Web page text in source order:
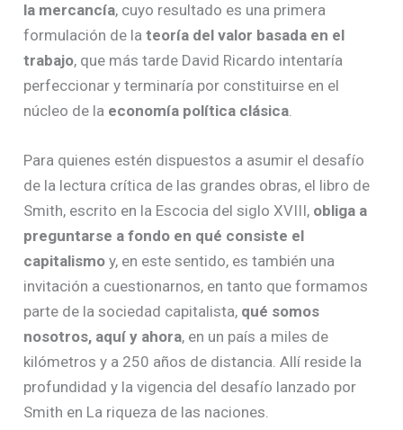
la mercancía, cuyo resultado es una primera
formulación de lateoría del valor basada en el
trabajo, que más tarde David Ricardo intentaría
perfeccionar y terminaría por constituirse en el
núcleo de la economía política clásica
Para quienes estén dispuestos a asumir el desafío
de la lectura crítica de las grandes obras, el libro de
Smith, escrito en la Escocia del siglo XVIII, obliga a
preguntarse a fondo en qué consiste el
capitalismo y, en este sentido, es también una
invitación a cuestionarnos, en tanto que formamos
parte de la sociedad capitalista, qué somos
nosotros, aquí y ahora, en un país a miles de
kilómetros y a 250 años de distancia. Allí reside la
profundidad y la vigencia del desafío lanzado por
Smith en La riqueza de las naciones.